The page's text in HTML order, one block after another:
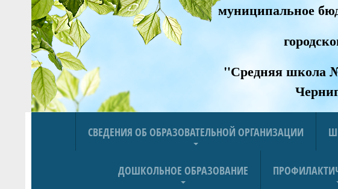
муниципальное
"Средняя школа
СВЕДЕНИЯ ОБ ОБРАЗОВАТЕЛЬНОЙ ОРГАНИЗАЦИИ
ДОШКОЛЬНОЕ ОБРАЗОВАНИЕ